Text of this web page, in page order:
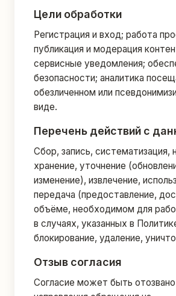
Цели обработки
Регистрация и вход; работа
публикация и модерация
сервисные уведомления;
безопасности; аналитика
обезличенном или
виде.
Перечень действий с
Сбор, запись, систематизация,
хранение, уточнение
изменение), извлечение,
передача (предоставление,
объёме, необходимом для
в случаях, указанных в
блокирование, удаление,
Отзыв согласия
Согласие может быть